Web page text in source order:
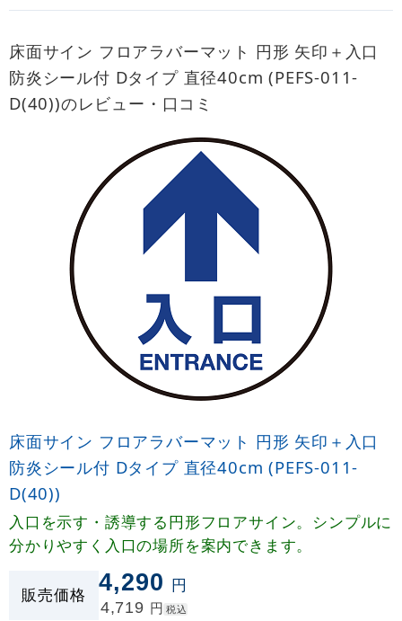
床面サイン フロアラバーマット 円形 矢印＋入口
防炎シール付 Dタイプ 直径40cm (PEFS-011-
D(40))のレビュー・口コミ
床面サイン フロアラバーマット 円形 矢印＋入口
防炎シール付 Dタイプ 直径40cm (PEFS-011-
D(40))
入口を示す・誘導する円形フロアサイン。シンプルに
分かりやすく入口の場所を案内できます。
販売価格 4,290 円
4,719 円 税込